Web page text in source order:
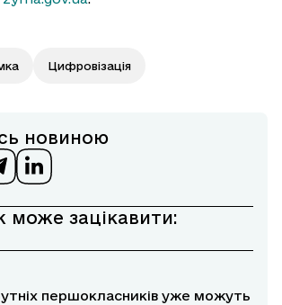
Цифровізація
новиною
може зацікавити:
першокласників уже можуть